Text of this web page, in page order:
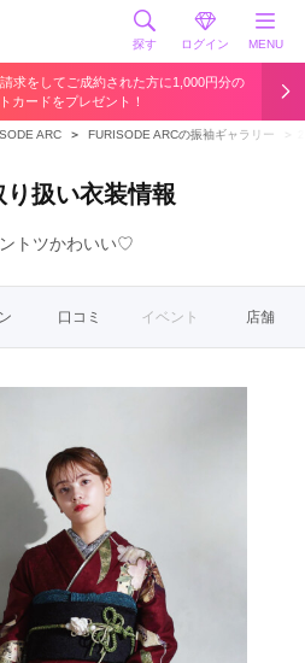
探す ログイン MENU
求をしてご成約された方に1,000円分の
カードをプレゼント！
ARC ＞ FURISODE ARCの振袖ギャラリー ＞
扱い衣装情報
トツかわいい♡
口コミ イベント 店舗